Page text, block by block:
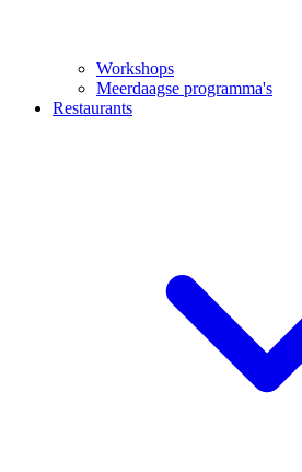
Workshops
Meerdaagse programma's
Restaurants